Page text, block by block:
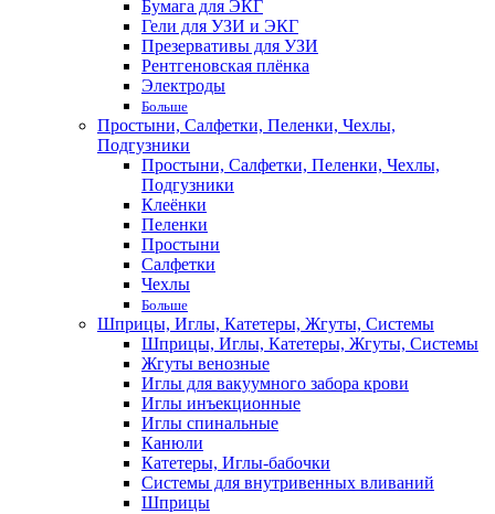
Бумага для ЭКГ
Гели для УЗИ и ЭКГ
Презервативы для УЗИ
Рентгеновская плёнка
Электроды
Больше
Простыни, Салфетки, Пеленки, Чехлы,
Подгузники
Простыни, Салфетки, Пеленки, Чехлы,
Подгузники
Клеёнки
Пеленки
Простыни
Салфетки
Чехлы
Больше
Шприцы, Иглы, Катетеры, Жгуты, Системы
Шприцы, Иглы, Катетеры, Жгуты, Системы
Жгуты венозные
Иглы для вакуумного забора крови
Иглы инъекционные
Иглы спинальные
Канюли
Катетеры, Иглы-бабочки
Системы для внутривенных вливаний
Шприцы